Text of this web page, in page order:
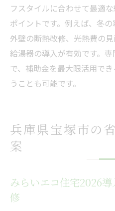
フスタイルに合わせて最適
ポイントです。例えば、冬
外壁の断熱改修、光熱費の
給湯器の導入が有効です。
で、補助金を最大限活用で
うことも可能です。
兵庫県宝塚市の
案
みらいエコ住宅2026
修